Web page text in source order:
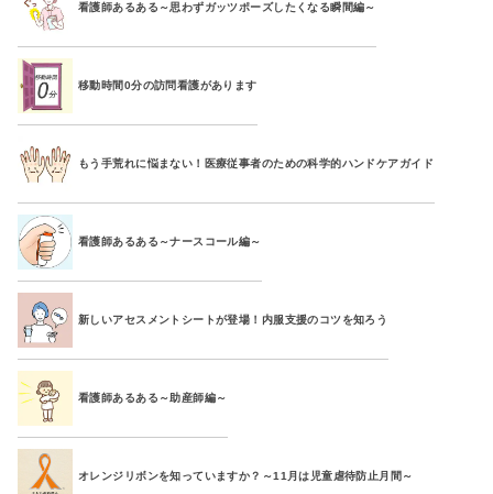
看護師あるある～思わずガッツポーズしたくなる瞬間編～
移動時間0分の訪問看護があります
もう手荒れに悩まない！医療従事者のための科学的ハンドケアガイド
看護師あるある～ナースコール編～
新しいアセスメントシートが登場！内服支援のコツを知ろう
看護師あるある～助産師編～
オレンジリボンを知っていますか？～11月は児童虐待防止月間～